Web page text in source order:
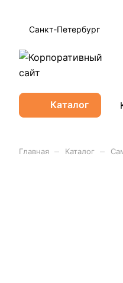
Санкт-Петербург
Каталог
Главная Каталог